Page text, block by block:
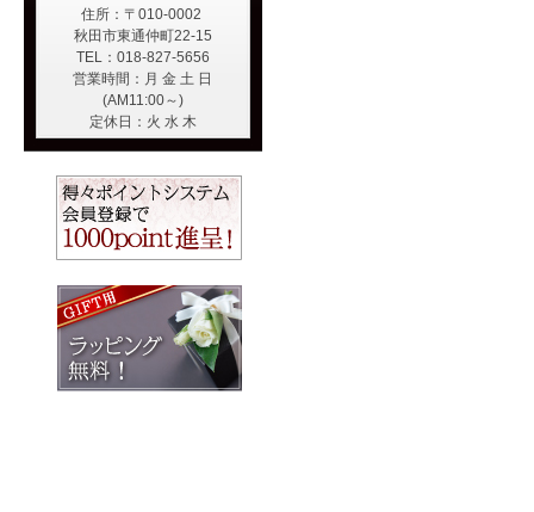
住所：〒010-0002
秋田市東通仲町22-15
TEL：018-827-5656
営業時間：月 金 土 日
(AM11:00～)
定休日：火 水 木